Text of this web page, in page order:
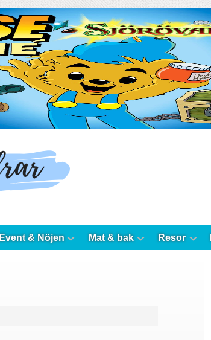
Event & Nöjen Mat & bak Resor